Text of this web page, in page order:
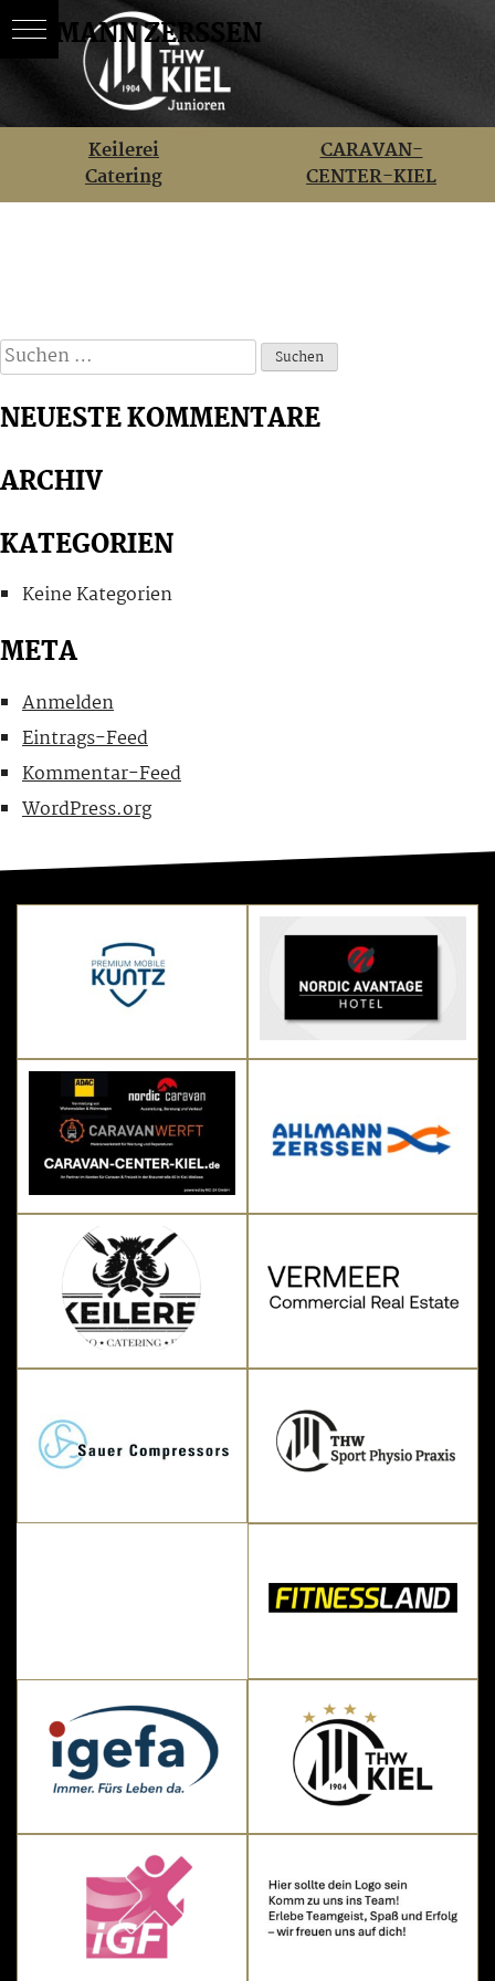
AHLMANN ZERSSEN
BEITRAGSNAVIGATION
Keilerei
Catering
CARAVAN-
CENTER-KIEL
Suchen
nach:
NEUESTE KOMMENTARE
ARCHIV
KATEGORIEN
Keine Kategorien
META
Anmelden
Eintrags-Feed
Kommentar-Feed
WordPress.org